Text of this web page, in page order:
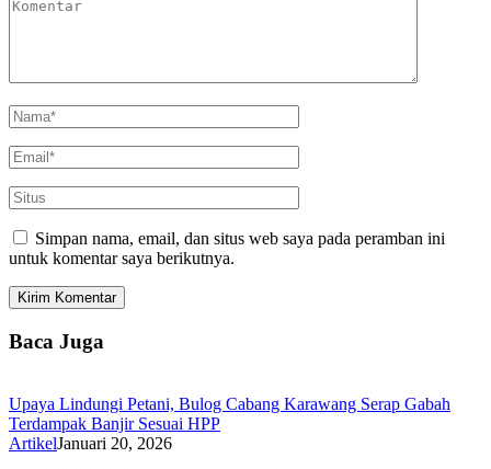
Simpan nama, email, dan situs web saya pada peramban ini
untuk komentar saya berikutnya.
Baca Juga
Upaya Lindungi Petani, Bulog Cabang Karawang Serap Gabah
Terdampak Banjir Sesuai HPP
ArtikelJanuari 20, 2026